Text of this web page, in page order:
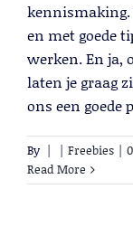
en met goede
werken. En ja,
laten je graag
ons een goede
By Freebies
Read More